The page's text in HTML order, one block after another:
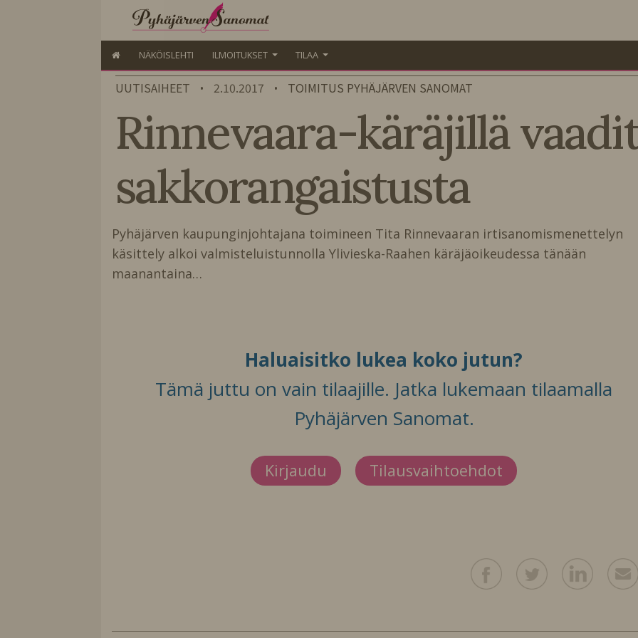
NÄKÖISLEHTI ILMOITUKSET TILAA
UUTISAIHEET • 2.10.2017 • TOIMITUS PYHÄJÄRVEN SANOMAT
Rinnevaara-käräjillä
sakkorangaistusta
Pyhäjärven kaupunginjohtajana toimineen Tita Rinnevaaran irtisanomismenettelyn
käsittely alkoi valmisteluistunnolla Ylivieska-Raahen käräjäoikeudessa tänään
maanantaina…
Haluaisitko lukea koko jutun?
Tämä juttu on vain tilaajille. Jatka lukemaan tilaamalla
Pyhäjärven Sanomat.
Kirjaudu Tilausvaihtoehdot